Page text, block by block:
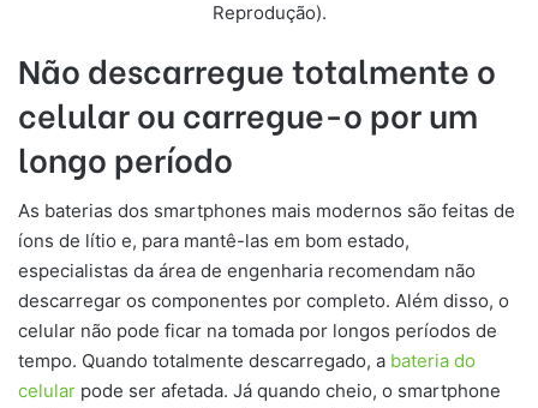
Reprodução).
Não descarregue totalmente o
celular ou carregue-o por um
longo período
As baterias dos smartphones mais modernos são feitas de
íons de lítio e, para mantê-las em bom estado,
especialistas da área de engenharia recomendam não
descarregar os componentes por completo. Além disso, o
celular não pode ficar na tomada por longos períodos de
tempo. Quando totalmente descarregado, a bateria do
celular pode ser afetada. Já quando cheio, o smartphone